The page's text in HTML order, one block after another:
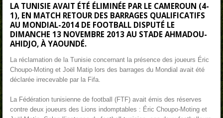
LA TUNISIE AVAIT ÉTÉ ÉLIMINÉE PAR LE CAMEROUN (4-
1), EN MATCH RETOUR DES BARRAGES QUALIFICATIFS
AU MONDIAL-2014 DE FOOTBALL DISPUTÉ LE
DIMANCHE 13 NOVEMBRE 2013 AU STADE AHMADOU-
AHIDJO, À YAOUNDÉ.
La réclamation de la Tunisie concernant la présence des joueurs Éric
Choupo-Moting et Joël Matip lors des barrages du Mondial avait été
déclarée irrecevable par la Fifa.
La Fédération tunisienne de football (FTF) avait émis des réserves
contre deux joueurs des Lions indomptables : Éric Choupo-Moting et